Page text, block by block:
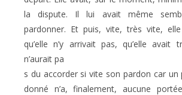
la dispute. Il lui avait même
pardonner. Et puis, vite, très vite, elle
qu’elle n’y arrivait pas, qu’elle avait
n’aurait pa
s du accorder si vite son pardon car
donné n’a, finalement, aucune